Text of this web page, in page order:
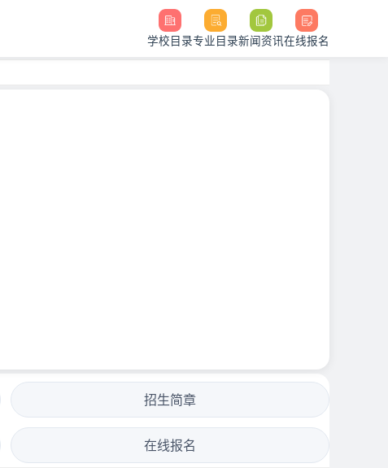
学校目录专业目录新闻资讯在线报名
招生简章
在线报名